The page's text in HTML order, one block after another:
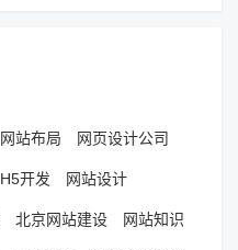
网站布局 网页设计公司
H5开发 网站设计
北京网站建设 网站知识